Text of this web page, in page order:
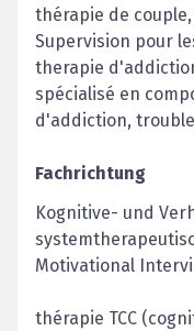
thérapie de
Supervision pour
therapie
spécialisé en
d'addiction,
Fachrichtung
Kognitive- und
Motivational
thérapie TCC